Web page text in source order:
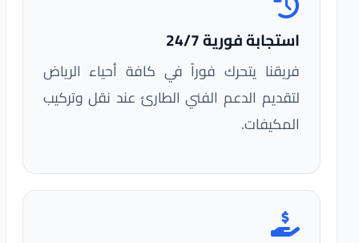
استجابة فورية 24/7
فريقنا يتحرك فوراً في كافة أحياء الرياض
لتقديم الدعم الفني الطارئ عند نقل وتركيب
المكيفات.